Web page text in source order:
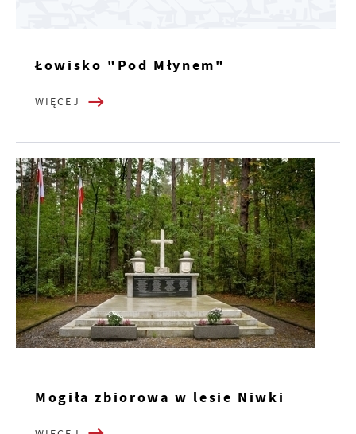
Łowisko "Pod Młynem"
WIĘCEJ
Mogiła zbiorowa w lesie Niwki